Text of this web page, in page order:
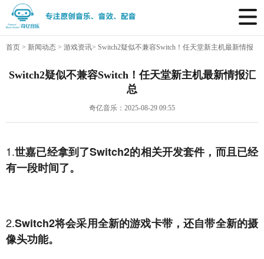
首页 > 新闻动态 > 游戏资讯> Switch2疑似不兼容Switch！任天堂新主机最新情报
汇总
Switch2疑似不兼容Switch！任天堂新主机最新情报汇
总
奇亿音乐：2025-08-29 09:55
1.世嘉已经拿到了Switch2的相关开发套件，而且已经
有一段时间了。
2.Switch2将会采用全新的游戏卡带，还自带全新的摄
像头功能。